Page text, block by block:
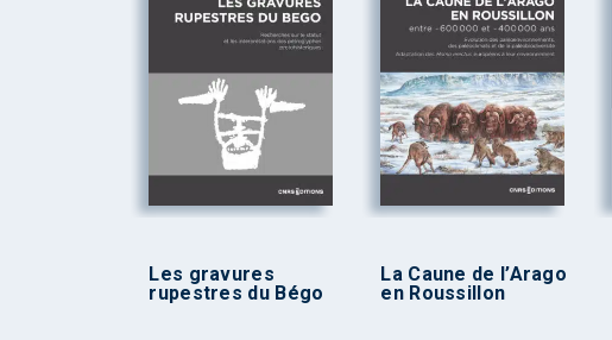
Les gravures
rupestres du Bégo
La Caune de l’Arago
en Roussillon